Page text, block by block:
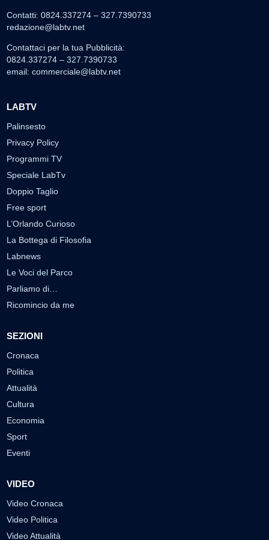
Contatti: 0824.337274 – 327.7390733
redazione@labtv.net
Contattaci per la tua Pubblicità:
0824.337274 – 327.7390733
email: commerciale@labtv.net
LABTV
Palinsesto
Privacy Policy
Programmi TV
Speciale LabTv
Doppio Taglio
Free sport
L’Orlando Curioso
La Bottega di Filosofia
Labnews
Le Voci del Parco
Parliamo di…
Ricomincio da me
SEZIONI
Cronaca
Politica
Attualità
Cultura
Economia
Sport
Eventi
VIDEO
Video Cronaca
Video Politica
Video Attualità